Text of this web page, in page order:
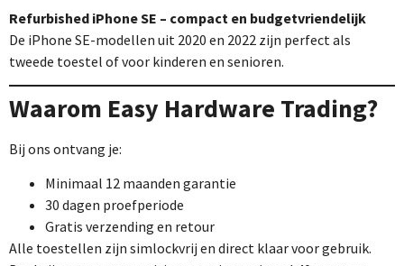
Refurbished iPhone SE – compact en budgetvriendelijk
De iPhone SE-modellen uit 2020 en 2022 zijn perfect als
tweede toestel of voor kinderen en senioren.
Waarom Easy Hardware Trading?
Bij ons ontvang je:
Minimaal 12 maanden garantie
30 dagen proefperiode
Gratis verzending en retour
Alle toestellen zijn simlockvrij en direct klaar voor gebruik.